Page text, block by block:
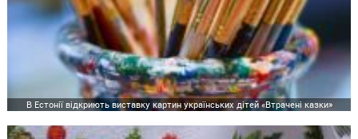
В Естонії відкриють виставку картин українських дітей «Втрачені казки»